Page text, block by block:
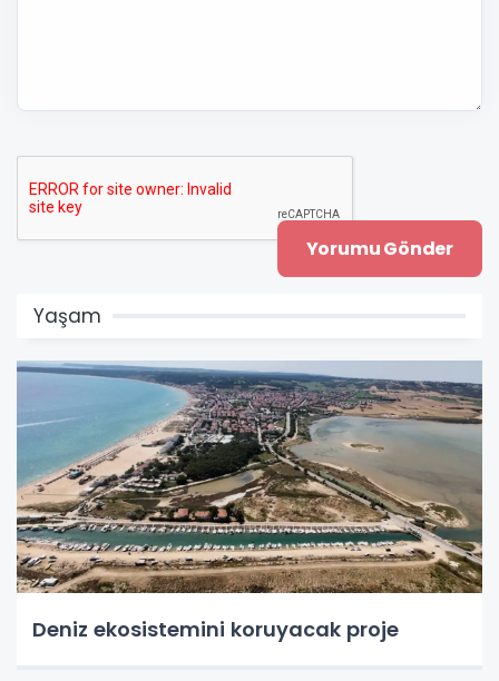
Yaşam
Deniz ekosistemini koruyacak proje